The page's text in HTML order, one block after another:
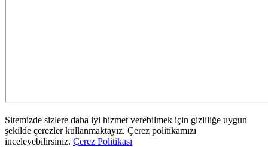
Sitemizde sizlere daha iyi hizmet verebilmek için gizliliğe uygun
şekilde çerezler kullanmaktayız. Çerez politikamızı
inceleyebilirsiniz. Çerez Politikası